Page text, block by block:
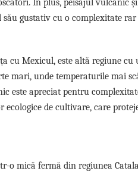
În plus, peisajul vulcanic
gustativ cu o complexitate
cu Mexicul, este altă regiune
mari, unde temperaturile mai
este apreciat pentru
de cultivare, care
o mică fermă din regiunea